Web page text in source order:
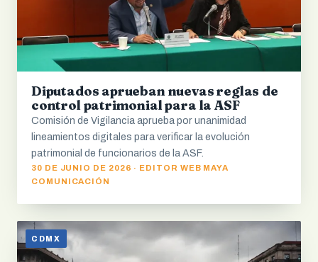
Diputados aprueban nuevas reglas de
control patrimonial para la ASF
Comisión de Vigilancia aprueba por unanimidad
lineamientos digitales para verificar la evolución
patrimonial de funcionarios de la ASF.
30 DE JUNIO DE 2026 · EDITOR WEB MAYA
COMUNICACIÓN
CDMX